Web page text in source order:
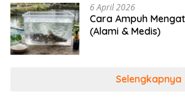
6 April 2026
Cara Ampuh
(Alami & Medis)
Selengkapnya